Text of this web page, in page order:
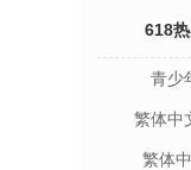
618
青少
繁体中
繁体